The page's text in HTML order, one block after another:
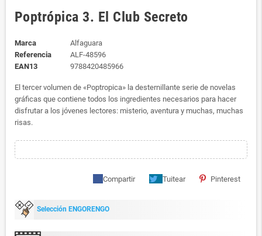
Poptrópica 3. El Club Secreto
Marca
Alfaguara
Referencia
ALF-48596
EAN13
9788420485966
El tercer volumen de «Poptropica» la desternillante serie de novelas
gráficas que contiene todos los ingredientes necesarios para hacer
disfrutar a los jóvenes lectores: misterio, aventura y muchas, muchas
risas.
Compartir Tuitear Pinterest
Selección ENGORENGO